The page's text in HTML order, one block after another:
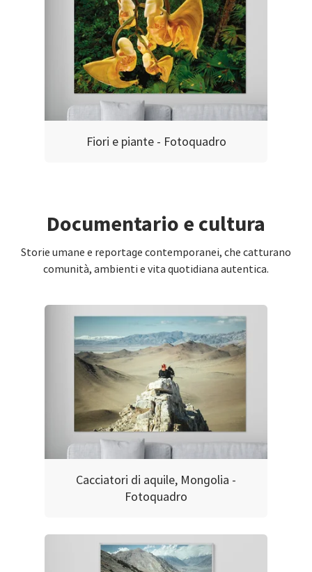
Fiori e piante - Fotoquadro
Documentario e cultura
Storie umane e reportage contemporanei, che catturano
comunità, ambienti e vita quotidiana autentica.
Cacciatori di aquile, Mongolia -
Fotoquadro